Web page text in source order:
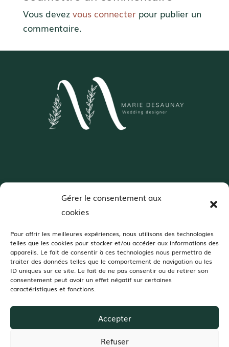
Gérer le consentement aux
cookies
Pour offrir les meilleures expériences, nous utilisons des technologies
telles que les cookies pour stocker et/ou accéder aux informations des
appareils. Le fait de consentir à ces technologies nous permettra de
traiter des données telles que le comportement de navigation ou les
ID uniques sur ce site. Le fait de ne pas consentir ou de retirer son
consentement peut avoir un effet négatif sur certaines
caractéristiques et fonctions.
Accepter
Refuser
Vous devez vous connecterpour publier un
commentaire.
Décoratrice de mariages spécialisée en
Je vous accompagne dans votre projet de décoration de mariage dans :
Orne, Manche, Calvados, Mayenne, Sarthe, Eure, Seine-Maritime
Dans ces jolis domaines de réception :
Champ Delaunay, Grange d’Espins, Manoir de Chivré, Domaine d’Aslan,
des Tours Vauquelin, Domaine de Ronsard, Château des Requêtes,